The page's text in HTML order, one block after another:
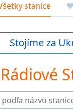
stanice
Stojíme za